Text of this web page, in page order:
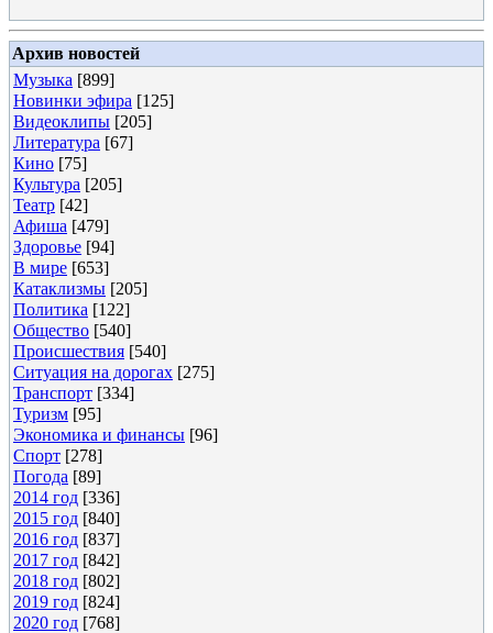
Архив новостей
Музыка [899]
Новинки эфира [125]
Видеоклипы [205]
Литература [67]
Кино [75]
Культура [205]
Театр [42]
Афиша [479]
Здоровье [94]
В мире [653]
Катаклизмы [205]
Политика [122]
Общество [540]
Происшествия [540]
Ситуация на дорогах [275]
Транспорт [334]
Туризм [95]
Экономика и финансы [96]
Спорт [278]
Погода [89]
2014 год [336]
2015 год [840]
2016 год [837]
2017 год [842]
2018 год [802]
2019 год [824]
2020 год [768]